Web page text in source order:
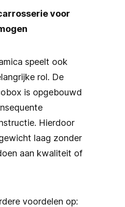
voor
speelt ook
rol. De
is opgebouwd
Hierdoor
laag zonder
aan kwaliteit of
voordelen op: